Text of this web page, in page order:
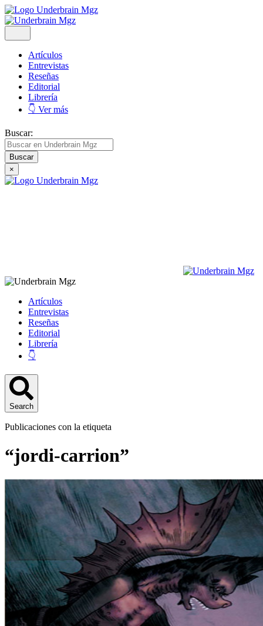
Artículos
Entrevistas
Reseñas
Editorial
Librería
👇 Ver más
Buscar:
×
Artículos
Entrevistas
Reseñas
Editorial
Librería
👇
Search
Publicaciones con la etiqueta
“jordi-carrion”